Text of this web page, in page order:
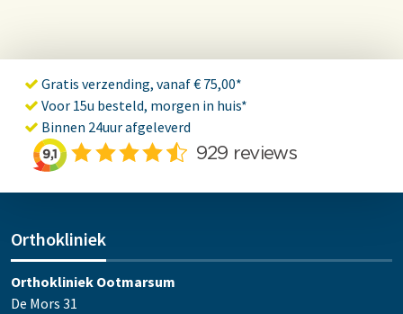
Gratis verzending, vanaf € 75,00*
Voor 15u besteld, morgen in huis*
Binnen 24uur afgeleverd
Orthokliniek
Orthokliniek Ootmarsum
De Mors 31